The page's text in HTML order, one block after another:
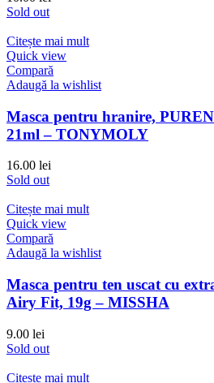
Sold out
Citește mai mult
Quick view
Compară
Adaugă la wishlist
Masca pentru hranire,
21ml – TONYMOLY
16.00 lei
Sold out
Citește mai mult
Quick view
Compară
Adaugă la wishlist
Masca pentru ten uscat cu
Airy Fit, 19g – MISSHA
9.00 lei
Sold out
Citește mai mult